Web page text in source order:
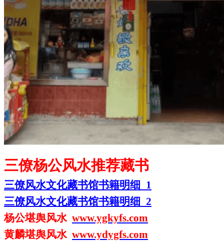
三僚杨公风水推荐藏书
三僚风水文化藏书馆书籍明细
1
三僚风水文化藏书馆书籍明细 2
杨公堪舆风水 www.ygkyfs.com
黄麟堪舆风水 www.ydygfs.com